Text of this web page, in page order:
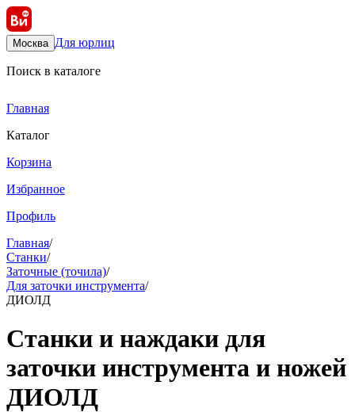
Москва Для юрлиц
Поиск в каталоге
Главная
Каталог
Корзина
Избранное
Профиль
Главная/
Станки/
Заточные (точила)/
Для заточки инструмента/
ДИОЛД
Станки и наждаки для
заточки инструмента и ножей
ДИОЛД